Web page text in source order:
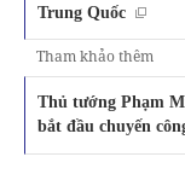
Trung Quốc
Tham khảo thêm
Thủ tướng Phạm
bắt đầu chuyến